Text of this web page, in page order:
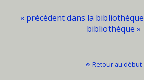
« précédent dans la bibliothèque
bibliothèque »
Retour au début